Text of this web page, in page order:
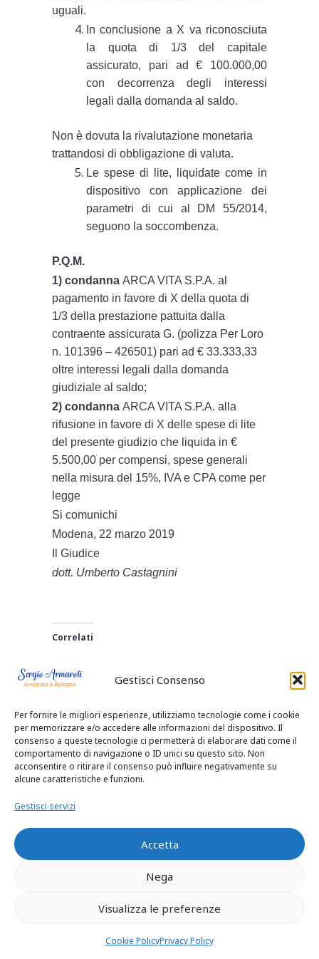
Gestisci Consenso
Per fornire le migliori esperienze, utilizziamo tecnologie come i cookie
per memorizzare e/o accedere alle informazioni del dispositivo. Il
consenso a queste tecnologie ci permetterà di elaborare dati come il
comportamento di navigazione o ID unici su questo sito. Non
acconsentire o ritirare il consenso può influire negativamente su
alcune caratteristiche e funzioni.
Gestisci servizi
Accetta
Nega
Visualizza le preferenze
Cookie PolicyPrivacy Policy
uguali.
In conclusione a X va riconosciuta
la quota di 1/3 del capitale
assicurato, pari ad € 100.000,00
con decorrenza degli interessi
legali dalla domanda al saldo.
Non è dovuta la rivalutazione monetaria
trattandosi di obbligazione di valuta.
Le spese di lite, liquidate come in
dispositivo con applicazione dei
parametri di cui al DM 55/2014,
seguono la soccombenza.
P.Q.M.
1) condannaARCA VITA S.P.A. al
pagamento in favore di X della quota di
1/3 della prestazione pattuita dalla
contraente assicurata G. (polizza Per Loro
n. 101396 – 426501) pari ad € 33.333,33
oltre interessi legali dalla domanda
giudiziale al saldo;
2) condannaARCA VITA S.P.A. alla
rifusione in favore di X delle spese di lite
del presente giudizio che liquida in €
5.500,00 per compensi, spese generali
nella misura del 15%, IVA e CPA come per
legge
Si comunichi
Modena, 22 marzo 2019
Il Giudice
dott. Umberto Castagnini
Correlati
testamento
pubblico o olografo
4 Gennaio 2019
In "Senza categoria"
BOLOGNA,TESTAM
PUBBLICAZIONE
TESTAMENTO,
EREDI LEGITTIMI
COSA FARE?
9 Febbraio 2019
testamento
olografo che
FRATELLI"
F X G C